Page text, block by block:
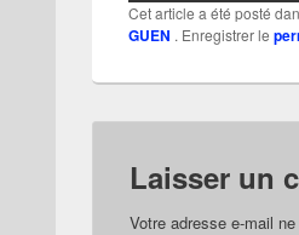
Cet article a été posté
GUEN . Enregistrer le
Laisser un
Votre adresse e-mail